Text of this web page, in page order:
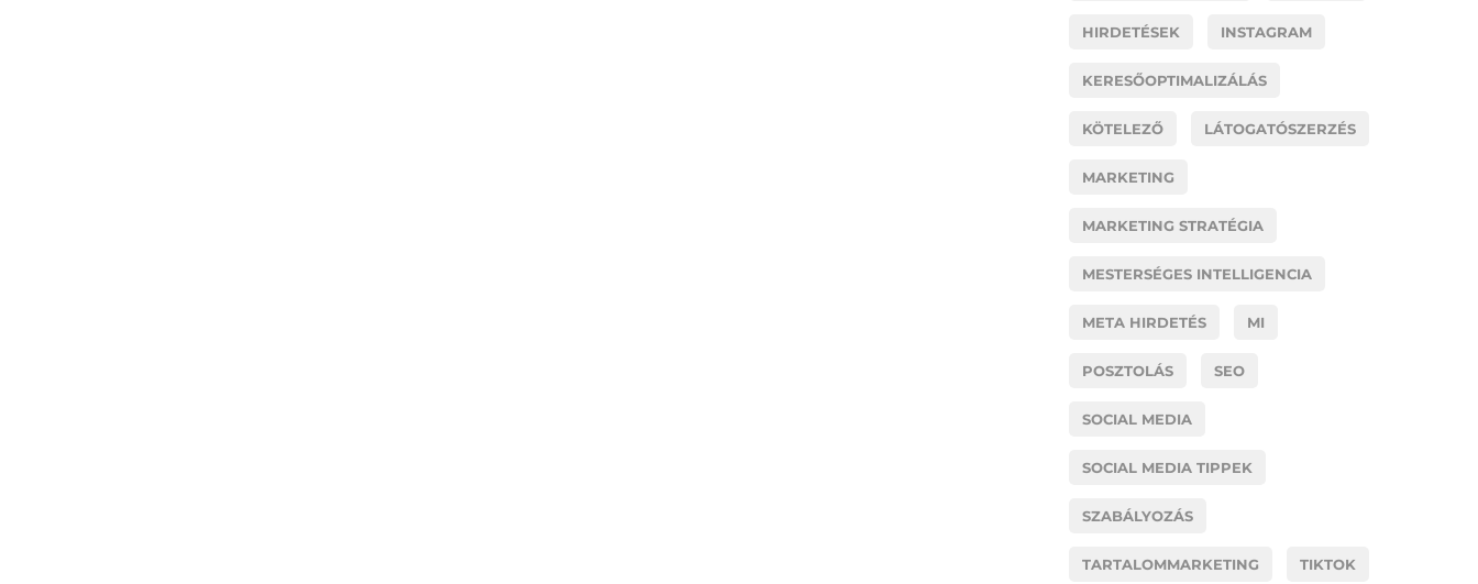
HIRDETÉSEK INSTAGRAM
KERESŐOPTIMALIZÁLÁS
KÖTELEZŐ LÁTOGATÓSZERZÉS
MARKETING
MARKETING STRATÉGIA
MESTERSÉGES INTELLIGENCIA
META HIRDETÉS MI
POSZTOLÁS SEO
SOCIAL MEDIA
SOCIAL MEDIA TIPPEK
SZABÁLYOZÁS
TARTALOMMARKETING TIKTOK